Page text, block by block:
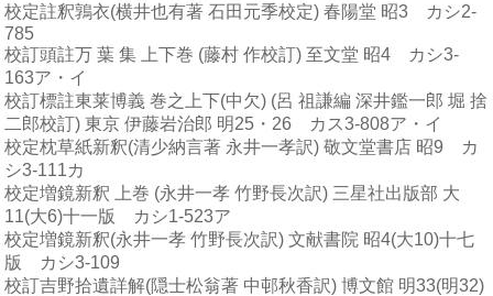
校定註釈鶉衣(横井也有著 石田元季校定) 春陽堂 昭3 カシ2-
785
校訂頭註万 葉 集 上下巻 (藤村 作校訂) 至文堂 昭4 カシ3-
163ア・イ
校訂標註東莱博義 巻之上下(中欠) (呂 祖謙編 深井鑑一郎 堀 捨
二郎校訂) 東京 伊藤岩治郎 明25・26 カス3-808ア・イ
校定枕草紙新釈(清少納言著 永井一孝訳) 敬文堂書店 昭9 カ
シ3-111カ
校定増鏡新釈 上巻 (永井一孝 竹野長次訳) 三星社出版部 大
11(大6)十一版 カシ1-523ア
校定増鏡新釈(永井一孝 竹野長次訳) 文献書院 昭4(大10)十七
版 カシ3-109
校訂吉野拾遺詳解(隠士松翁著 中邨秋香訳) 博文館 明33(明32)